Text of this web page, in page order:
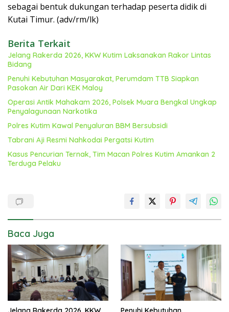
sebagai bentuk dukungan terhadap peserta didik di
Kutai Timur. (adv/rm/lk)
Berita Terkait
Jelang Rakerda 2026, KKW Kutim Laksanakan Rakor Lintas
Bidang
Penuhi Kebutuhan Masyarakat, Perumdam TTB Siapkan
Pasokan Air Dari KEK Maloy
Operasi Antik Mahakam 2026, Polsek Muara Bengkal Ungkap
Penyalagunaan Narkotika
Polres Kutim Kawal Penyaluran BBM Bersubsidi
Tabrani Aji Resmi Nahkodai Pergatsi Kutim
Kasus Pencurian Ternak, Tim Macan Polres Kutim Amankan 2
Terduga Pelaku
Baca Juga